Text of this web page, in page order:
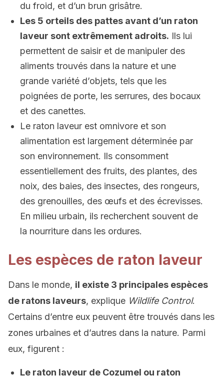
du froid, et d’un brun grisâtre.
Les 5 orteils des pattes avant d’un raton
laveur sont extrêmement adroits. Ils lui
permettent de saisir et de manipuler des
aliments trouvés dans la nature et une
grande variété d’objets, tels que les
poignées de porte, les serrures, des bocaux
et des canettes.
Le raton laveur est omnivore et son
alimentation est largement déterminée par
son environnement. Ils consomment
essentiellement des fruits, des plantes, des
noix, des baies, des insectes, des rongeurs,
des grenouilles, des œufs et des écrevisses.
En milieu urbain, ils recherchent souvent de
la nourriture dans les ordures.
Les espèces de raton laveur
Dans le monde, il existe 3 principales espèces
de ratons laveurs, explique Wildlife Control.
Certains d’entre eux peuvent être trouvés dans les
zones urbaines et d’autres dans la nature. Parmi
eux, figurent :
Le raton laveur de Cozumel ou raton